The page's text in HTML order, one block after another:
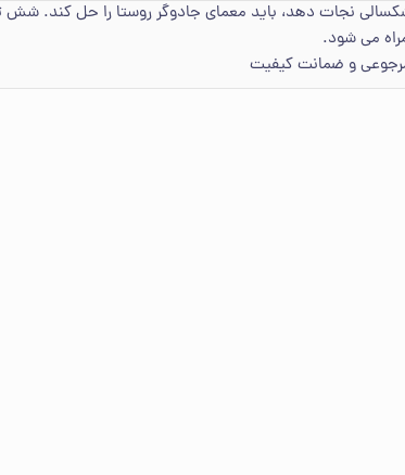
نجات دهد، باید معمای جادوگر روستا را حل کند.
می شود.
و ضمانت کیفیت